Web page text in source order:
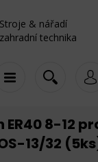
Stroje & nářadí
zahradní technika
ER40 8-12
13/32